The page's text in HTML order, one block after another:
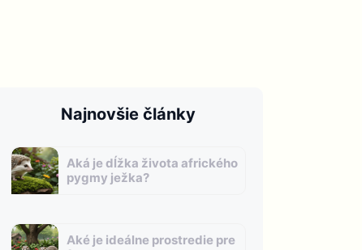
Najnovšie články
Aká je dĺžka života afrického
pygmy ježka?
Aké je ideálne prostredie pre